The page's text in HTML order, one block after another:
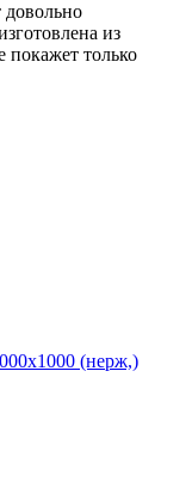
довольно
из
покажет только
(нерж,)